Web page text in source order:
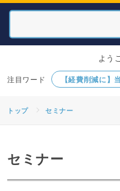
【経費削減に】
よう
トップ セミナー
セミナー